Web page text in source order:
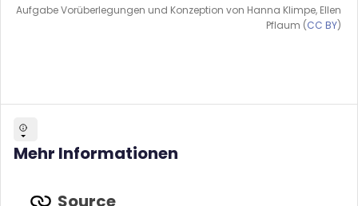
Aufgabe Vorüberlegungen und Konzeption von Hanna Klimpe, Ellen
Pflaum (CC BY)
Mehr Informationen